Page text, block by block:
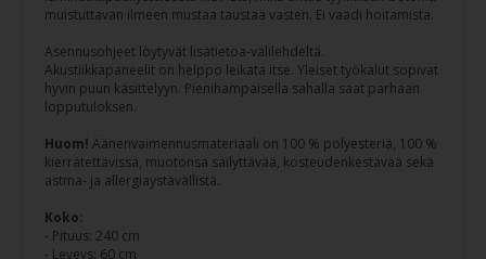
muistuttavan ilmeen mustaa taustaa vasten. Ei vaadi hoitamista.
Asennusohjeet löytyvät lisätietoa-välilehdeltä.
Akustiikkapaneelit on helppo leikata itse. Yleiset työkalut sopivat
hyvin puun käsittelyyn. Pienihampaisella sahalla saat parhaan
lopputuloksen.
Huom! Äänenvaimennusmateriaali on 100 % polyesteriä, 100 %
kierrätettävissä, muotonsa säilyttävää, kosteudenkestävää sekä
astma- ja allergiaystävällistä.
Koko:
- Pituus: 240 cm
- Leveys: 60 cm